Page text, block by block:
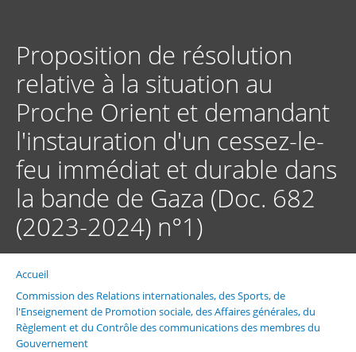
principal
Proposition de résolution
relative à la situation au
Proche Orient et demandant
l'instauration d'un cessez-le-
feu immédiat et durable dans
la bande de Gaza (Doc. 682
(2023-2024) n°1)
Fil
d'Ariane
Accueil
Commission des Relations internationales, des Sports, de
l'Enseignement de Promotion sociale, des Affaires générales, du
Règlement et du Contrôle des communications des membres du
Gouvernement